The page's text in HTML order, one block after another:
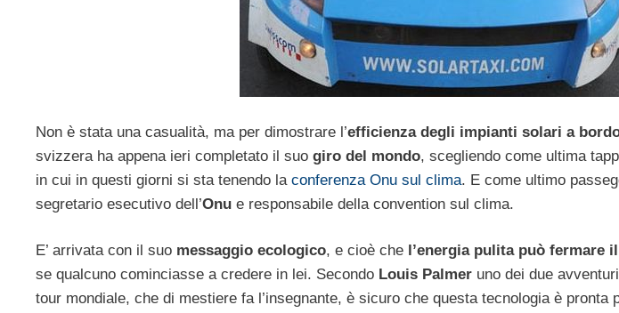
Non è stata una casualità, ma per dimostrare l’efficienza degli impianti solari a
svizzera ha appena ieri completato il suo giro del mondo, scegliendo come ultima
in cui in questi giorni si sta tenendo la conferenza Onu sul clima. E come ultimo
segretario esecutivo dell’Onu e responsabile della convention sul clima.
E’ arrivata con il suo messaggio ecologico, e cioè che l’energia pulita può fermare
se qualcuno cominciasse a credere in lei. Secondo Louis Palmer uno dei due
tour mondiale, che di mestiere fa l’insegnante, è sicuro che questa tecnologia è